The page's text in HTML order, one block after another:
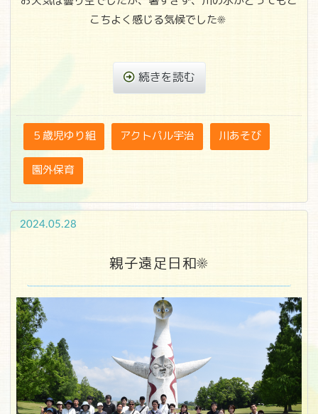
こちよく感じる気候でした☀
続きを読む
５歳児ゆり組 アクトパル宇治 川あそび
園外保育
2024.05.28
親子遠足日和☀